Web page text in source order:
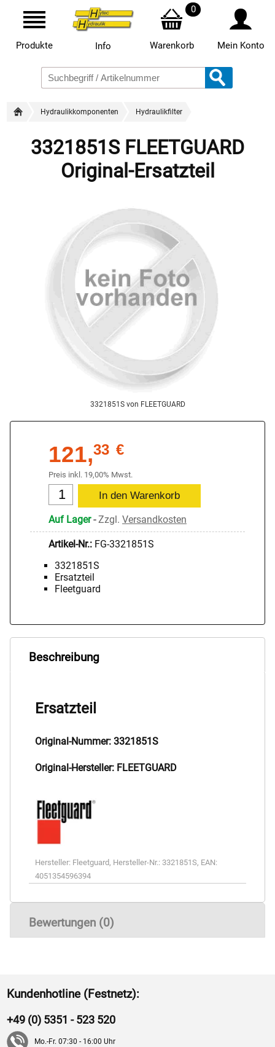
Produkte Info
0
Warenkorb Mein Konto
Hydraulikkomponenten Hydraulikfilter
3321851S FLEETGUARD
Original-Ersatzteil
3321851S von FLEETGUARD
121,33 €
Preis inkl. 19,00% Mwst.
Auf Lager-Zzgl. Versandkosten
Artikel-Nr.: FG-3321851S
3321851S
Ersatzteil
Fleetguard
Beschreibung
Ersatzteil
Original-Nummer: 3321851S
Original-Hersteller: FLEETGUARD
Hersteller: Fleetguard , Hersteller-Nr.: 3321851S, EAN:
4051354596394
Bewertungen (0)
Kundenhotline (Festnetz):
+49 (0) 5351 - 523 520
Mo.-Fr. 07:30 - 16:00 Uhr